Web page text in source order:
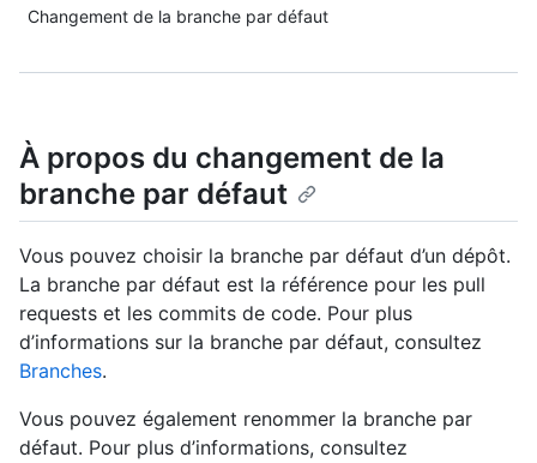
Changement de la branche par défaut
À propos du changement de la
branche par défaut
Vous pouvez choisir la branche par défaut d’un dépôt.
La branche par défaut est la référence pour les pull
requests et les commits de code. Pour plus
d’informations sur la branche par défaut, consultez
Branches.
Vous pouvez également renommer la branche par
défaut. Pour plus d’informations, consultez